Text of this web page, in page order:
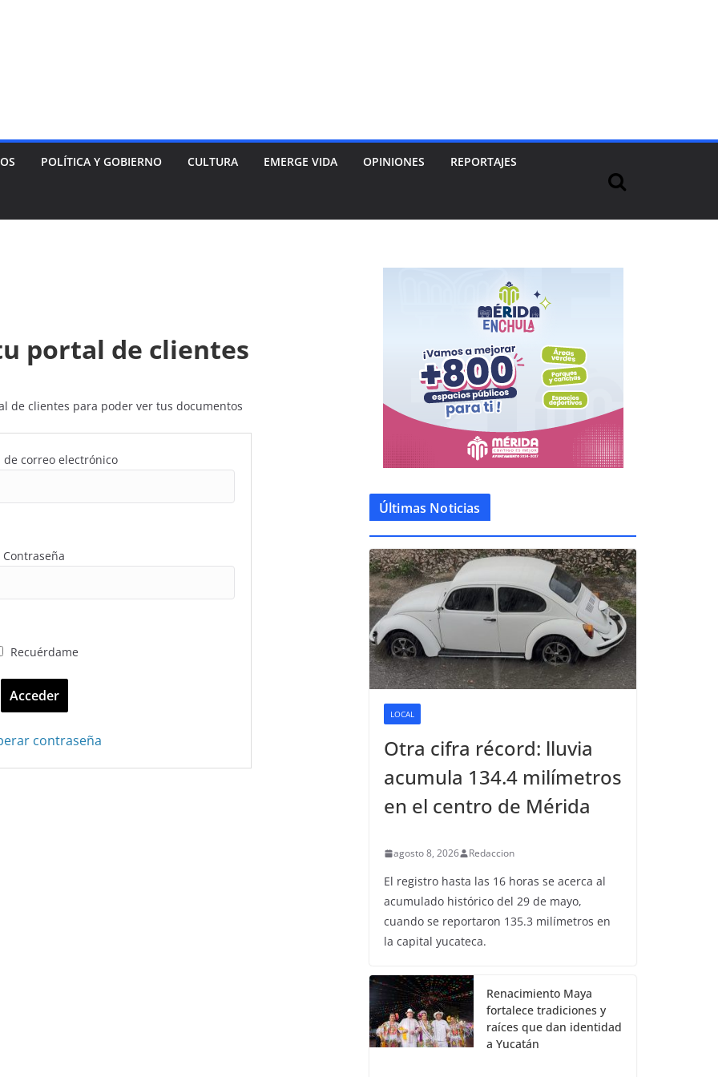
POLÍTICA Y GOBIERNO CULTURA EMERGE VIDA OPINIONES REPORTAJES
portal de clientes
de clientes para poder ver tus documentos
de correo electrónico
Contraseña
Recuérdame
contraseña
Últimas Noticias
LOCAL
Otra cifra récord: lluvia
acumula 134.4 milímetros
en el centro de Mérida
agosto 8, 2026 Redaccion
El registro hasta las 16 horas se acerca al
acumulado histórico del 29 de mayo,
cuando se reportaron 135.3 milímetros en
la capital yucateca.
Renacimiento Maya
fortalece tradiciones y
raíces que dan identidad
a Yucatán